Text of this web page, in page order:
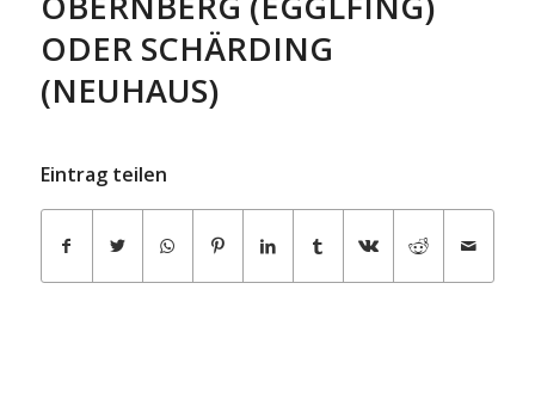
ODER SCHÄRDING
(NEUHAUS)
Eintrag teilen